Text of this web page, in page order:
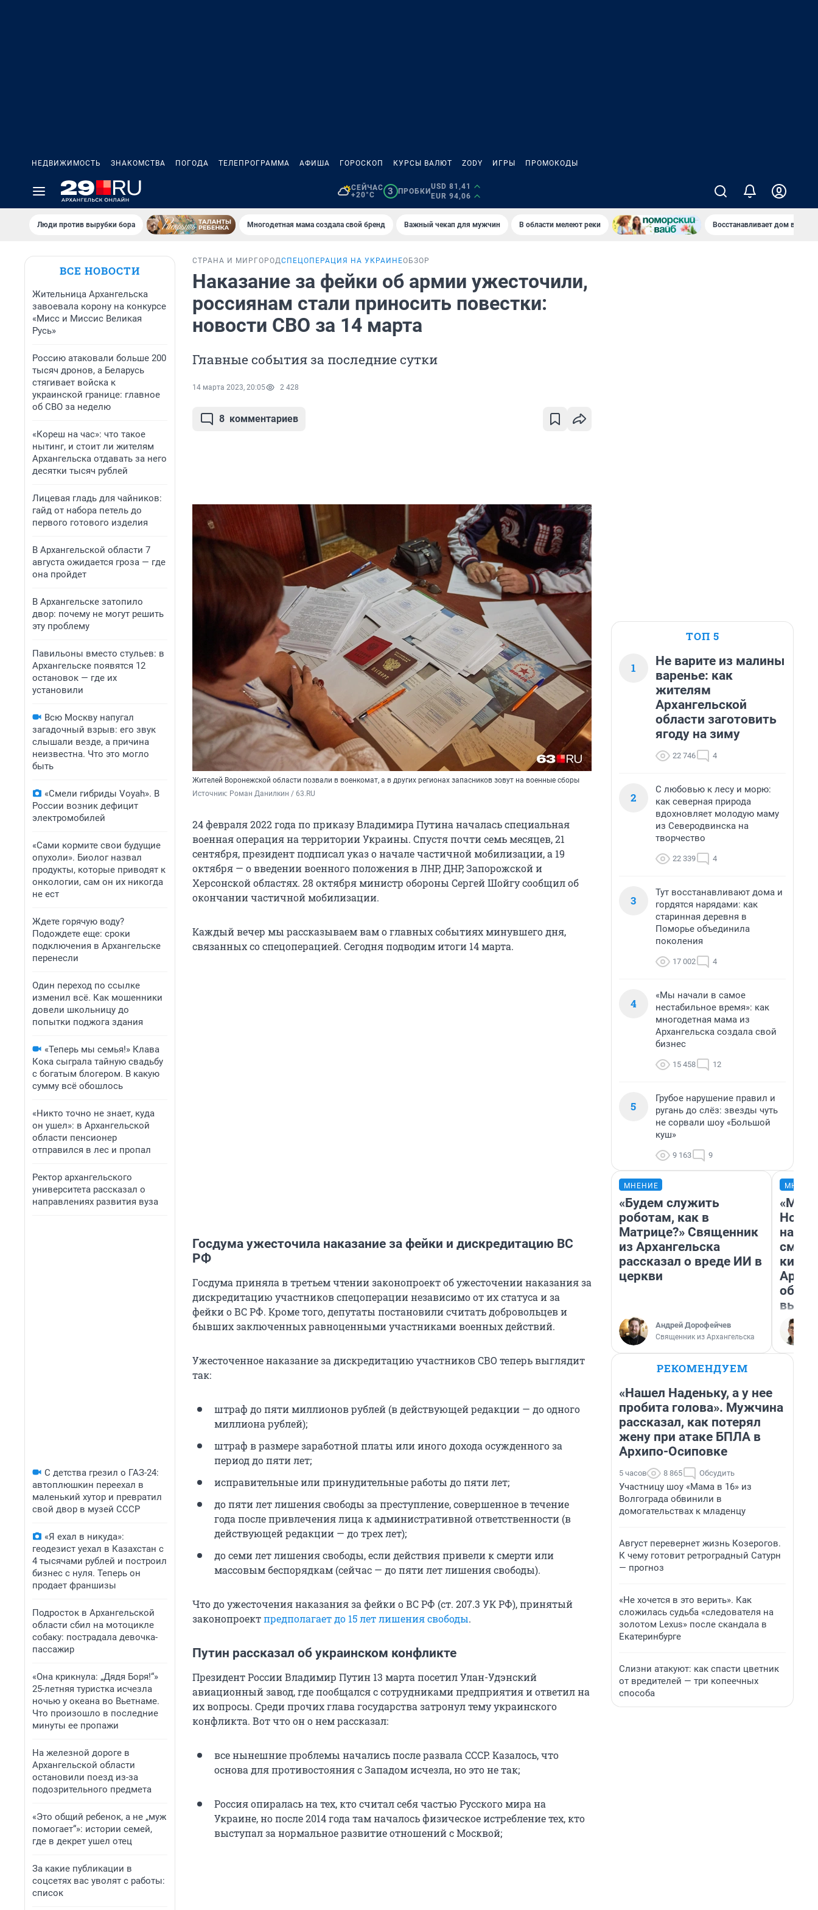
НЕДВИЖИМОСТЬ ЗНАКОМСТВА ПОГОДА ТЕЛЕПРОГРАММА АФИША ГОРОСКОП КУРСЫ ВАЛЮТ ZODY ИГРЫ ПРОМОКОДЫ
СЕЙЧАС
+20°C
3 ПРОБКИ
USD 81,41
EUR 94,06
Люди против вырубки бора Многодетная мама создала свой бренд Важный чекап для мужчин В области мелеют реки Восстанавливает дом в
ВСЕ НОВОСТИ
Жительница Архангельска
завоевала корону на конкурсе
«Мисс и Миссис Великая
Русь»
Россию атаковали больше 200
тысяч дронов, а Беларусь
стягивает войска к
украинской границе: главное
об СВО за неделю
«Кореш на час»: что такое
нытинг, и стоит ли жителям
Архангельска отдавать за него
десятки тысяч рублей
Лицевая гладь для чайников:
гайд от набора петель до
первого готового изделия
В Архангельской области 7
августа ожидается гроза — где
она пройдет
В Архангельске затопило
двор: почему не могут решить
эту проблему
Павильоны вместо стульев: в
Архангельске появятся 12
остановок — где их
установили
Всю Москву напугал
загадочный взрыв: его звук
слышали везде, а причина
неизвестна. Что это могло
быть
«Смели гибриды Voyah». В
России возник дефицит
электромобилей
«Сами кормите свои будущие
опухоли». Биолог назвал
продукты, которые приводят к
онкологии, сам он их никогда
не ест
Ждете горячую воду?
Подождете еще: сроки
подключения в Архангельске
перенесли
Один переход по ссылке
изменил всё. Как мошенники
довели школьницу до
попытки поджога здания
«Теперь мы семья!» Клава
Кока сыграла тайную свадьбу
с богатым блогером. В какую
сумму всё обошлось
«Никто точно не знает, куда
он ушел»: в Архангельской
области пенсионер
отправился в лес и пропал
Ректор архангельского
университета рассказал о
направлениях развития вуза
С детства грезил о ГАЗ-24:
автоплюшкин переехал в
маленький хутор и превратил
свой двор в музей СССР
«Я ехал в никуда»:
геодезист уехал в Казахстан с
4 тысячами рублей и построил
бизнес с нуля. Теперь он
продает франшизы
Подросток в Архангельской
области сбил на мотоцикле
собаку: пострадала девочка-
пассажир
«Она крикнула: „Дядя Боря!“»
25-летняя туристка исчезла
ночью у океана во Вьетнаме.
Что произошло в последние
минуты ее пропажи
На железной дороге в
Архангельской области
остановили поезд из-за
подозрительного предмета
«Это общий ребенок, а не „муж
помогает“»: истории семей,
где в декрет ушел отец
За какие публикации в
соцсетях вас уволят с работы:
список
СТРАНА И МИР ГОРОДСПЕЦОПЕРАЦИЯ НА УКРАИНЕОБЗОР
Наказание за фейки об армии ужесточили,
россиянам стали приносить повестки:
новости СВО за 14 марта
Главные события за последние сутки
14 марта 2023, 20:05 2 428
8 комментариев
Жителей Воронежской области позвали в военкомат, а в других регионах запасников зовут на военные сборы
Источник: Роман Данилкин / 63.RU
24 февраля 2022 года по приказу Владимира Путина началась специальная
военная операция на территории Украины. Спустя почти семь месяцев, 21
сентября, президент подписал указ о начале частичной мобилизации, а 19
октября — о введении военного положения в ЛНР, ДНР, Запорожской и
Херсонской областях. 28 октября министр обороны Сергей Шойгу сообщил об
окончании частичной мобилизации.
Каждый вечер мы рассказываем вам о главных событиях минувшего дня,
связанных со спецоперацией. Сегодня подводим итоги 14 марта.
Госдума ужесточила наказание за фейки и дискредитацию ВС
РФ
Госдума приняла в третьем чтении законопроект об ужесточении наказания за
дискредитацию участников спецоперации независимо от их статуса и за
фейки о ВС РФ. Кроме того, депутаты постановили считать добровольцев и
бывших заключенных равноценными участниками военных действий.
Ужесточенное наказание за дискредитацию участников СВО теперь выглядит
так:
штраф до пяти миллионов рублей (в действующей редакции — до одного
миллиона рублей);
штраф в размере заработной платы или иного дохода осужденного за
период до пяти лет;
исправительные или принудительные работы до пяти лет;
до пяти лет лишения свободы за преступление, совершенное в течение
года после привлечения лица к административной ответственности (в
действующей редакции — до трех лет);
до семи лет лишения свободы, если действия привели к смерти или
массовым беспорядкам (сейчас — до пяти лет лишения свободы).
Что до ужесточения наказания за фейки о ВС РФ (ст. 207.3 УК РФ), принятый
законопроектпредполагает до 15 лет лишения свободы.
Путин рассказал об украинском конфликте
Президент России Владимир Путин 13 марта посетил Улан-Удэнский
авиационный завод, где пообщался с сотрудниками предприятия и ответил на
их вопросы. Среди прочих глава государства затронул тему украинского
конфликта. Вот что он о нем рассказал:
все нынешние проблемы начались после развала СССР. Казалось, что
основа для противостояния с Западом исчезла, но это не так;
Россия опиралась на тех, кто считал себя частью Русского мира на
Украине, но после 2014 года там началось физическое истребление тех, кто
выступал за нормальное развитие отношений с Москвой;
ТОП 5
1
Не варите из малины
варенье: как
жителям
Архангельской
области заготовить
ягоду на зиму
22 746 4
2
С любовью к лесу и морю:
как северная природа
вдохновляет молодую маму
из Северодвинска на
творчество
22 339 4
3
Тут восстанавливают дома и
гордятся нарядами: как
старинная деревня в
Поморье объединила
поколения
17 002 4
4
«Мы начали в самое
нестабильное время»: как
многодетная мама из
Архангельска создала свой
бизнес
15 458 12
5
Грубое нарушение правил и
ругань до слёз: звезды чуть
не сорвали шоу «Большой
куш»
9 163 9
МНЕНИЕ
«Будем служить
роботам, как в
Матрице?» Священник
из Архангельска
рассказал о вреде ИИ в
церкви
Андрей Дорофейчев
Священник из Архангельска
«Мы
РЕКОМЕНДУЕМ
«Нашел Наденьку, а у нее
пробита голова». Мужчина
рассказал, как потерял
жену при атаке БПЛА в
Архипо-Осиповке
5 часов 8 865 Обсудить
Участницу шоу «Мама в 16» из
Волгограда обвинили в
домогательствах к младенцу
Август перевернет жизнь Козерогов.
К чему готовит ретроградный Сатурн
— прогноз
«Не хочется в это верить». Как
сложилась судьба «следователя на
золотом Lexus» после скандала в
Екатеринбурге
Слизни атакуют: как спасти цветник
от вредителей — три копеечных
способа